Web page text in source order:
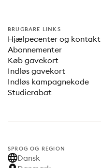
BRUGBARE LINKS
Hjælpecenter og kontakt
Abonnementer
Køb gavekort
Indløs gavekort
Indløs kampagnekode
Studierabat
SPROG OG REGION
Dansk